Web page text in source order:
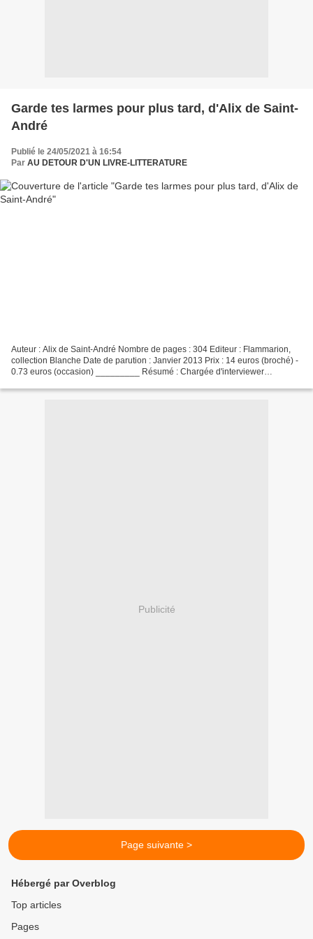
Garde tes larmes pour plus tard, d'Alix de Saint-
André
Publié le 24/05/2021 à 16:54
Par AU DETOUR D'UN LIVRE-LITTERATURE
Auteur : Alix de Saint-André Nombre de pages : 304 Editeur : Flammarion,
collection Blanche Date de parution : Janvier 2013 Prix : 14 euros (broché) -
0.73 euros (occasion) _________ Résumé : Chargée d'interviewer
Publicité
Page suivante >
Hébergé par Overblog
Top articles
Pages